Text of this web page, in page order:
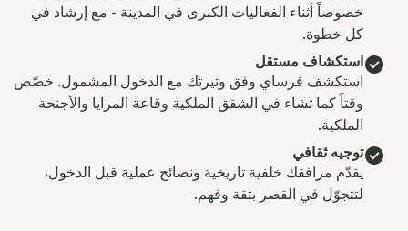
خصوصاً أثناء الفعاليات الكبرى في المدينة - مع إرشاد في
كل خطوة.
استكشاف مستقل
استكشف فرساي وفق وتيرتك مع الدخول المشمول. خصّص
وقتاً كما تشاء في الشقق الملكية وقاعة المرايا والأجنحة
الملكية.
توجيه ثقافي
يقدّم مرافقك خلفية تاريخية ونصائح عملية قبل الدخول،
لتتجوّل في القصر بثقة وفهم.